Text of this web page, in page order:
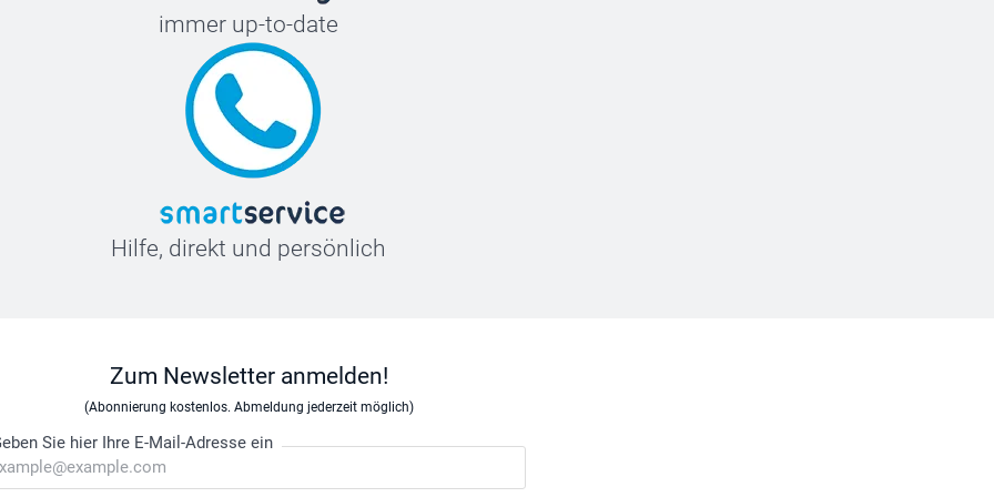
immer up-to-date
Hilfe, direkt und persönlich
Zum Newsletter anmelden!
(Abonnierung kostenlos. Abmeldung jederzeit möglich)
Sie hier Ihre E-Mail-Adresse ein